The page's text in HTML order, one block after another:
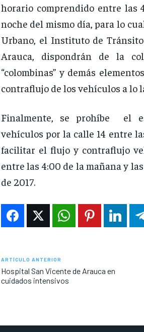
horario comprendido entre las
noche del mismo día, para lo
Urbano, el Instituto de
Arauca, dispondrán de la
“colombinas” y demás
contraflujo de los vehículos a lo
Finalmente, se prohíbe el
vehículos por la calle 14 entre
facilitar el flujo y contraflujo
entre las 4:00 de la mañana y
de 2017.
ARTÍCULO ANTERIOR
Hospital San Vicente de Arauca en
cuidados intensivos